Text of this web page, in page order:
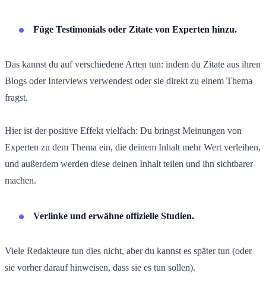
Füge Testimonials oder Zitate von Experten hinzu.
Das kannst du auf verschiedene Arten tun: indem du Zitate aus ihren
Blogs oder Interviews verwendest oder sie direkt zu einem Thema
fragst.
Hier ist der positive Effekt vielfach: Du bringst Meinungen von
Experten zu dem Thema ein, die deinem Inhalt mehr Wert verleihen,
und außerdem werden diese deinen Inhalt teilen und ihn sichtbarer
machen.
Verlinke und erwähne offizielle Studien.
Viele Redakteure tun dies nicht, aber du kannst es später tun (oder
sie vorher darauf hinweisen, dass sie es tun sollen).